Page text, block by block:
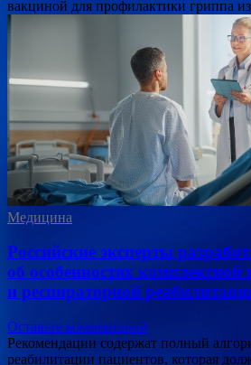
вакциной для профилактики гриппа
Медицина
Российские эксперты
об особенностях комплексной
и респираторной
Оставьте комментарий
Рекомендации содержат полный
реабилитации пациентов, которая